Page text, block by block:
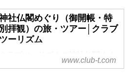
間』【東京駅出発】の紹介をし
います。ツアー・旅行のお申込
らクラブツーリズム。
社仏閣めぐり（御開帳・特
別拝観）の旅・ツアー│クラブ
ツーリズム
www.club-t.com